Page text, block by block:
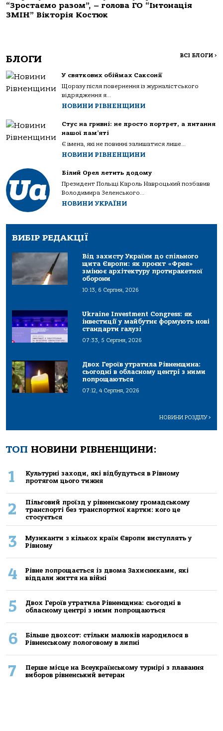
“Зростаємо разом”, – голова ГО “Інтонація
ЗМІН” Вікторія Костюк
БЛОГИ ВСІ БЛОГИ >
У святкових обіймах Саксонії
Щоразу після повернення із журналістського
відрядження я...
НОВИНИ РІВНЕНЩИНИ
Стус на гривні: не просто портрет, а питання
нашої пам’яті
Є імена, які не повинні залишатися лише...
НОВИНИ РІВНЕНЩИНИ
Білий Орел летить додому
Президент Польщі Кароль Навроцький позбавив
Володимира Зеленського...
НОВИНИ УКРАЇНИ
ВИБІР РЕДАКЦІЇ
Від захисту України до спільного
щита Європи: як проєкт «Фрея»
змінює архітектуру протиракетної
оборони
10:13, 6 Серпня, 2026
Ukraine Investment Congress: як
інвестиції у майбутнє формують нові
стандарти галузі
07:33, 5 Серпня, 2026
Двох Героїв утратила Рівненщина:
сьогодні в обласному центрі з ними
попрощаються
07:12, 4 Серпня, 2026
НОВИНИ РОЗДІЛУ>
ТОП НОВИНИ РІВНЕНЩИНИ:
1
Культурні заходи, які відбудуться в Рівному
протягом цього тижня
2
Пільговий проїзд у рівненському громадському
транспорті без транспортної картки: кого це
стосується
3
Музиканти з кількох країн Європи виступлять у
Рівному
4
Рівне попрощається із двома Захисниками, які
віддали життя на війні
5
Двох Героїв утратила Рівненщина: сьогодні в
обласному центрі з ними попрощаються
6
Більше двохсот: стільки малюків народилося в
Рівненському пологовому в липні
7
Перше місце на Всеукраїнському турнірі з плавання
виборов рівненський ветеран